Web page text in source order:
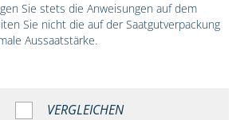
Sie stets die Anweisungen auf dem
Sie nicht die auf der Saatgutverpackung
Aussaatstärke.
VERGLEICHEN